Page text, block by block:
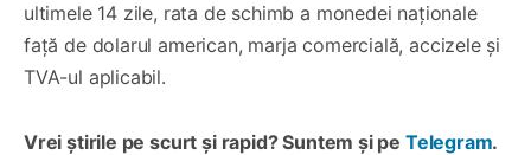
ultimele 14 zile, rata de schimb a monedei naționale
față de dolarul american, marja comercială, accizele și
TVA-ul aplicabil.
Vrei știrile pe scurt și rapid? Suntem și pe Telegram.